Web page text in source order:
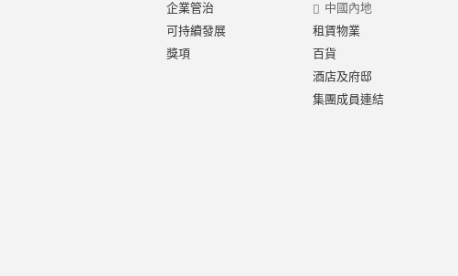
企業管治
可持續發展
獎項
中國內地
租賃物業
百貨
酒店及府邸
集團成員連結